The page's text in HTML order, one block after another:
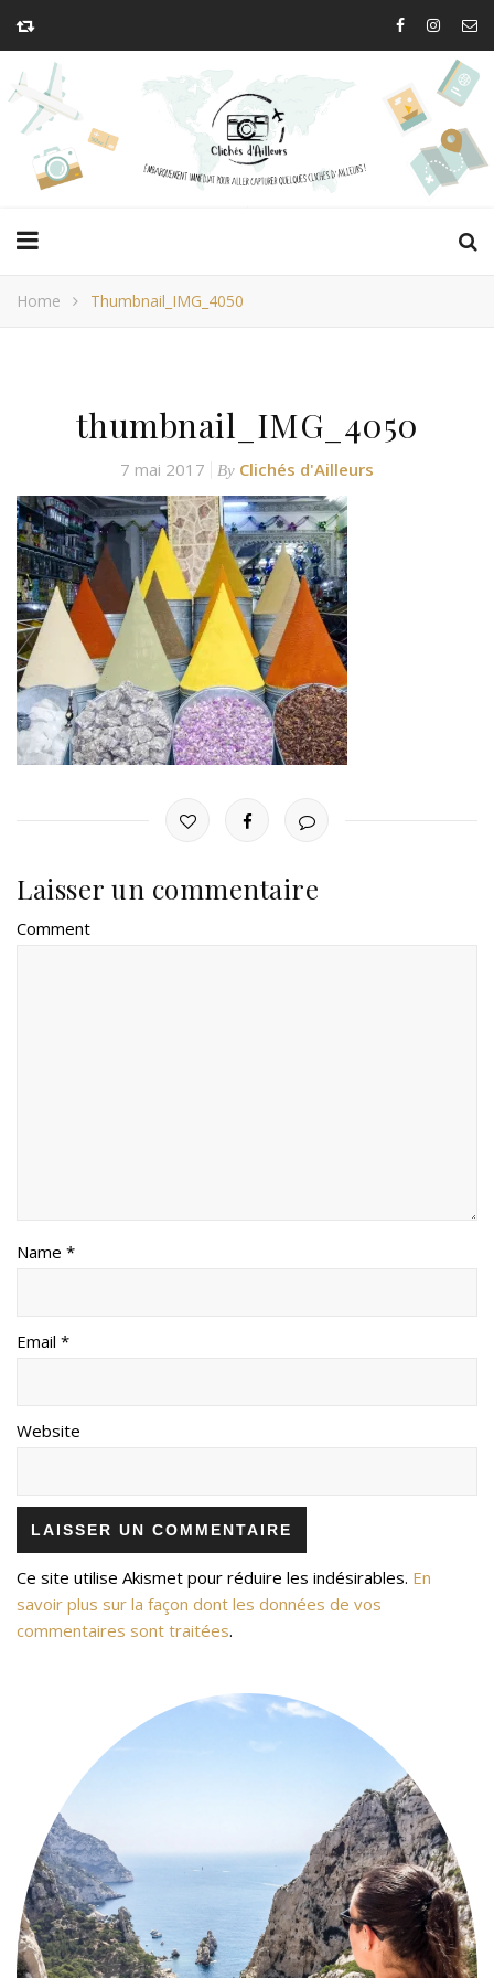
Home Thumbnail_IMG_4050
thumbnail_IMG_4050
7 mai 2017 By Clichés d'Ailleurs
Laisser un commentaire
Comment
Name *
Email *
Website
Ce site utilise Akismet pour réduire les indésirables. En
savoir plus sur la façon dont les données de vos
commentaires sont traitées.